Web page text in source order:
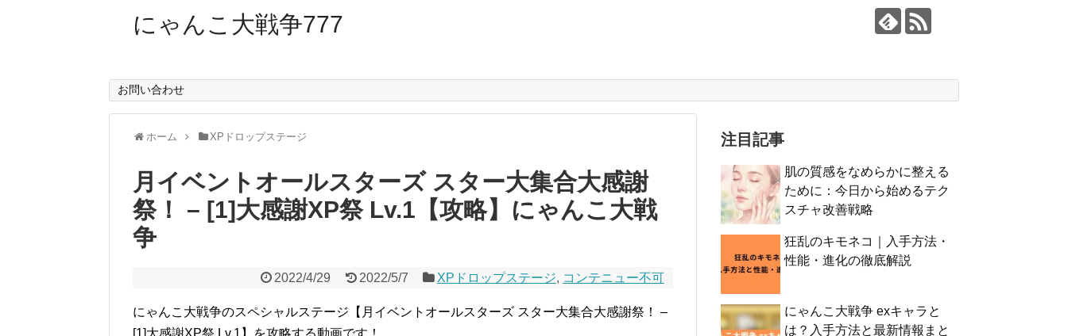
にゃんこ大戦争777
お問い合わせ
ホーム XPドロップステージ
月イベントオールスターズ スター大集合大感謝
祭！ – [1]大感謝XP祭 Lv.1【攻略】にゃんこ大戦
争
2022/4/29 2022/5/7 XPドロップステージ, コンテニュー不可
にゃんこ大戦争のスペシャルステージ【月イベントオールスターズ スター大集合大感謝祭！ –
注目記事
肌の質感をなめらかに整える
ために：今日から始めるテク
スチャ改善戦略
狂乱のキモネコ｜入手方法・
性能・進化の徹底解説
にゃんこ大戦争 exキャラと
は？入手方法と最新情報まと